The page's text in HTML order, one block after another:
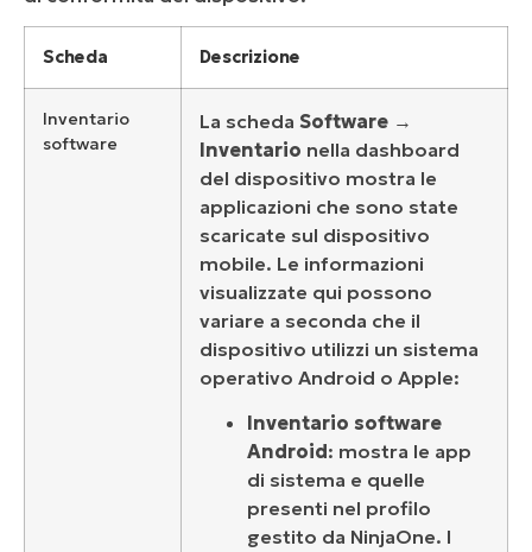
Scheda Descrizione
Inventario
software
La scheda Software →
Inventario nella dashboard
del dispositivo mostra le
applicazioni che sono state
scaricate sul dispositivo
mobile. Le informazioni
visualizzate qui possono
variare a seconda che il
dispositivo utilizzi un sistema
operativo Android o Apple:
Inventario software
Android: mostra le app
di sistema e quelle
presenti nel profilo
gestito da NinjaOne. I